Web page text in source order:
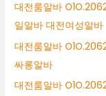
대전룸알바
일알바 대전여성알바
대전룸알바
싸롱알바
대전룸알바